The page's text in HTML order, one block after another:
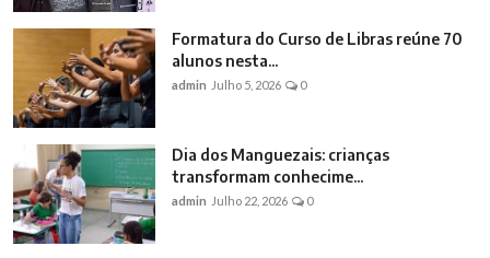
Formatura do Curso de Libras reúne 70
alunos nesta...
admin Julho 5, 2026 0
Dia dos Manguezais: crianças
transformam conhecime...
admin Julho 22, 2026 0